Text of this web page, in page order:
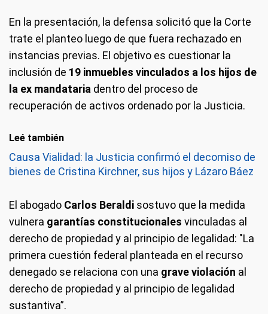
En la presentación, la defensa solicitó que la Corte
trate el planteo luego de que fuera rechazado en
instancias previas. El objetivo es cuestionar la
inclusión de 19 inmuebles vinculados a los hijos de
la ex mandataria dentro del proceso de
recuperación de activos ordenado por la Justicia.
Leé también
Causa Vialidad: la Justicia confirmó el decomiso de
bienes de Cristina Kirchner, sus hijos y Lázaro Báez
El abogado Carlos Beraldi sostuvo que la medida
vulnera garantías constitucionales vinculadas al
derecho de propiedad y al principio de legalidad: "La
primera cuestión federal planteada en el recurso
denegado se relaciona con una grave violación al
derecho de propiedad y al principio de legalidad
sustantiva”.